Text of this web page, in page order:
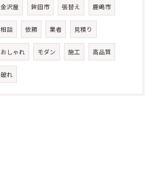
金沢屋 鉾田市 張替え 鹿嶋市
相談 依頼 業者 見積り
おしゃれ モダン 施工 高品質
破れ